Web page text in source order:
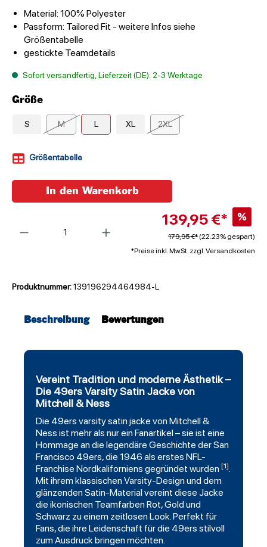
Material: 100% Polyester
Passform: Tailored Fit - weitere Infos siehe
Größentabelle
gestickte Teamdetails
Sofort versandfertig, Lieferzeit (DE): 2-3 Werktage
Größe
S M L XL 2XL
Größentabelle
139,95 €* %
179,95 €* (22.23% gespart)
*Preise inkl. MwSt. zzgl. Versandkosten
In den Warenkorb
Produktnummer:139196294464984-L
Beschreibung Bewertungen
Vereint Tradition und moderne Ästhetik –
Die 49ers Varsity Satin Jacke von
Mitchell & Ness
Die 49ers varsitysatinjacke von Mitchell &
Ness ist mehr als nur ein Fanartikel – sie ist eine
Hommage an die legendäre Geschichte derSan
Francisco 49ers, die 1946 als erstes NFL-
Franchise Nordkaliforniens gegründet wurden [1].
Mit ihrem klassischen Varsity-Design und dem
glänzenden Satin-Material vereint diese Jacke
die ikonischen Teamfarben Rot, Gold und
Schwarz zu einem zeitlosen Look. Perfekt für
Fans, die ihre Leidenschaft für die 49ers stilvoll
zum Ausdruck bringen möchten.